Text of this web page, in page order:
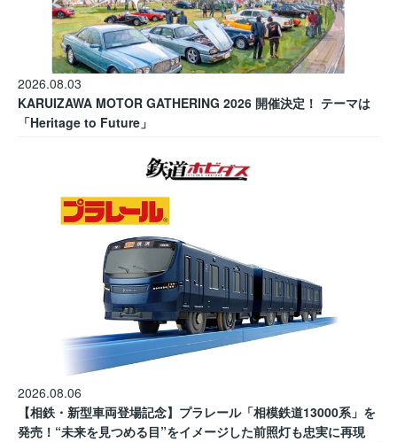
2026.08.03
KARUIZAWA MOTOR GATHERING 2026 開催決定！ テーマは
「Heritage to Future」
2026.08.06
【相鉄・新型車両登場記念】プラレール「相模鉄道13000系」を
発売！“未来を見つめる目”をイメージした前照灯も忠実に再現